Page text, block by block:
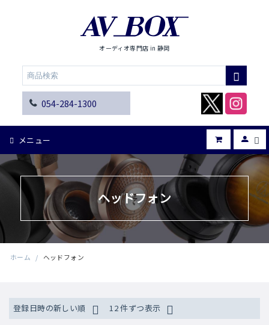
オーディオ専門店 in 静岡
054-284-1300
メニュー
ヘッドフォン
ホーム / ヘッドフォン
登録日時の新しい順 12 件ずつ表示